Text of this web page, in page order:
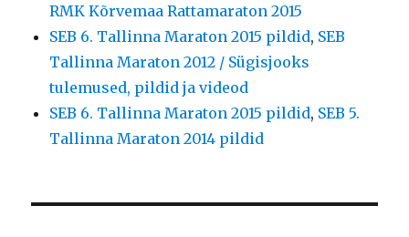
RMK Kõrvemaa Rattamaraton 2015
SEB 6. Tallinna Maraton 2015 pildid, SEB
Tallinna Maraton 2012 / Sügisjooks
tulemused, pildid ja videod
SEB 6. Tallinna Maraton 2015 pildid, SEB 5.
Tallinna Maraton 2014 pildid